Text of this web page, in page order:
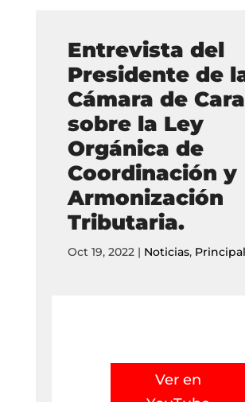
Entrevista del
Presidente de
Cámara de
sobre la Ley
Orgánica de
Coordinación y
Armonización
Tributaria.
Oct 19, 2022| Noticias, Principal
Ver en